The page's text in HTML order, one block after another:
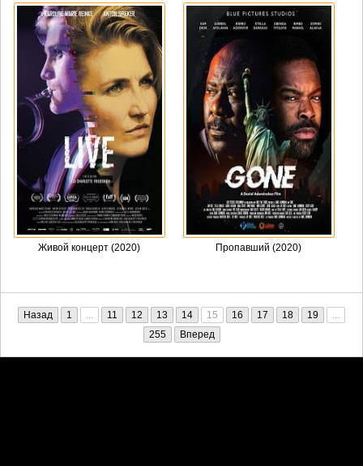
Живой концерт (2020) Пропавший (2020)
Назад 1 ... 11 12 13 14 15 16 17 18 19
...
255
Вперед